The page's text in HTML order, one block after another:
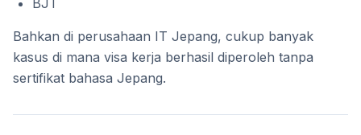
BJT
Bahkan di perusahaan IT Jepang, cukup banyak
kasus di mana visa kerja berhasil diperoleh tanpa
sertifikat bahasa Jepang.